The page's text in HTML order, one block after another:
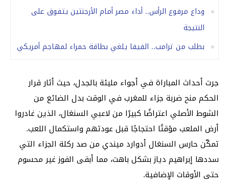
وداع مرفوع الرأس.. أداء مصر أمام الأرجنتين يتفوق على
النتيجة
بطلب من ترامب.. الفيفا يلغي بطاقة حمراء لمهاجم أمريكي
جرت أحداث المباراة في أجواء مليئة بالجدل، حيث أثار قرار
الحكم منح ضربة جزاء للمغرب في الوقت بدل الضائع من
الشوط الأصلي اعتراضًا كبيرًا من لاعبي السنغال، الذين غادروا
أرض الملعب مؤقتًا احتجاجًا قبل عودتهم واستكمال اللعب.
تمكّن حارس السنغال أدوارد ميندي من صد ركلة الجزاء التي
سددها إبراهيم دياز بشكل باهت، مما أبقى الفوز غير محسوم
حتى الأوقات الإضافية.